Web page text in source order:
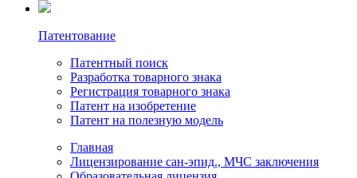
Патентование
Патентный поиск
Разработка товарного знака
Регистрация товарного знака
Патент на изобретение
Патент на полезную модель
Главная
Лицензирование сан-эпид., МЧС заключения